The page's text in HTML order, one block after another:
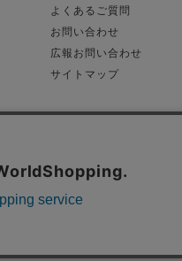
よくあるご質問
お問い合わせ
広報お問い合わせ
サイトマップ